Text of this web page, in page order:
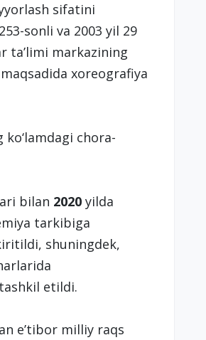
sifatini
sonli va 2003 yil 29
ta’limi markazining
xoreografiya
kо‘lamdagi chora-
bilan 2020 yilda
tarkibiga
shuningdek,
etildi.
e’tibor milliy raqs